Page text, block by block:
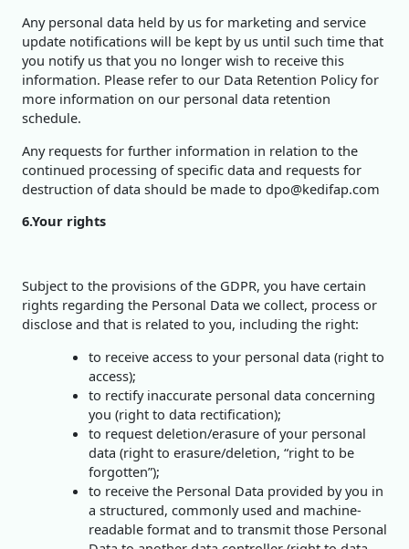
Any personal data held by us for marketing and service
update notifications will be kept by us until such time that
you notify us that you no longer wish to receive this
information. Please refer to our Data Retention Policy for
more information on our personal data retention
schedule.
Any requests for further information in relation to the
continued processing of specific data and requests for
destruction of data should be made to dpo@kedifap.com
6.Your rights
Subject to the provisions of the GDPR, you have certain
rights regarding the Personal Data we collect, process or
disclose and that is related to you, including the right:
to receive access to your personal data (right to
access);
to rectify inaccurate personal data concerning
you (right to data rectification);
to request deletion/erasure of your personal
data (right to erasure/deletion, “right to be
forgotten”);
to receive the Personal Data provided by you in
a structured, commonly used and machine-
readable format and to transmit those Personal